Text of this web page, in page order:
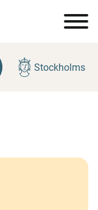
Stockholms